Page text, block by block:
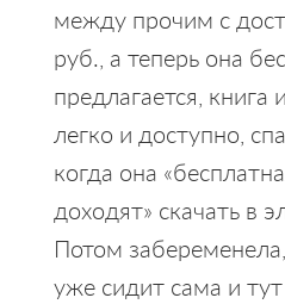
между прочим с
руб., а теперь она
предлагается, книга
легко и доступно,
когда она
доходят» скачать в
Потом
уже сидит сама и